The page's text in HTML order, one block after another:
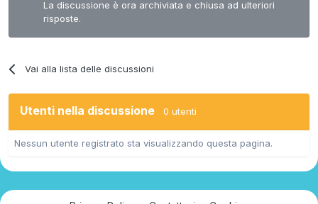
La discussione è ora archiviata e chiusa ad ulteriori
risposte.
Vai alla lista delle discussioni
Utenti nella discussione 0 utenti
Nessun utente registrato sta visualizzando questa pagina.